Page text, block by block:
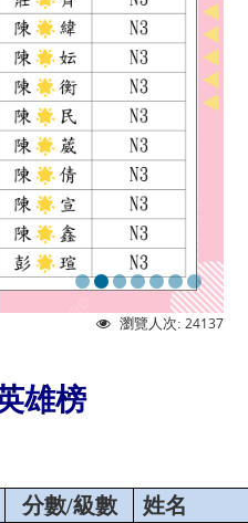
瀏覽人次: 24137
雄榜
分數/級數 姓名